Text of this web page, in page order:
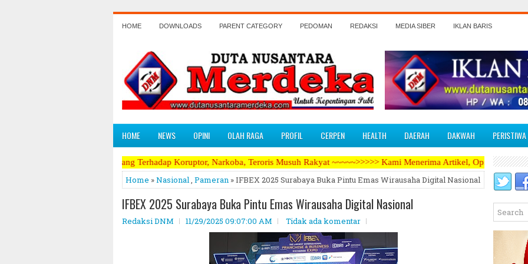
HOME DOWNLOADS PARENT CATEGORY PEDOMAN REDAKSI MEDIA SIBER IKLAN BARIS
HOME NEWS OPINI OLAH RAGA PROFIL CERPEN HEALTH DAERAH DAKWAH PERISTIWA
dan Perang Terhadap Koruptor, Narkoba, Teroris Musuh Rakyat ~~~~~>>>>> Kami Menerima Artikel, Opini, Berita Kegiatan, Iklan
Home »Nasional, Pameran » IFBEX 2025 Surabaya Buka Pintu Emas Wirausaha Digital Nasional
IFBEX 2025 Surabaya Buka Pintu Emas Wirausaha Digital Nasional
Redaksi DNM 11/29/2025 09:07:00 AM Tidak ada komentar